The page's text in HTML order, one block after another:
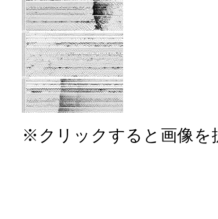
※クリックすると画像を